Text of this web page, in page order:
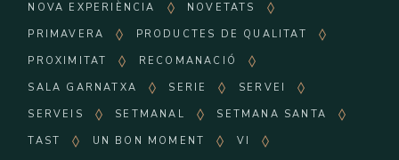
NOVA EXPERIÈNCIA
NOVETATS
PRIMAVERA
PRODUCTES DE QUALITAT
PROXIMITAT
RECOMANACIÓ
SALA GARNATXA
SERIE
SERVEI
SERVEIS
SETMANAL
SETMANA SANTA
TAST
UN BON MOMENT
VI